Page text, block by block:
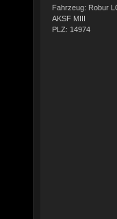
Fahrzeug: Robur
AKSF MIII
PLZ: 14974